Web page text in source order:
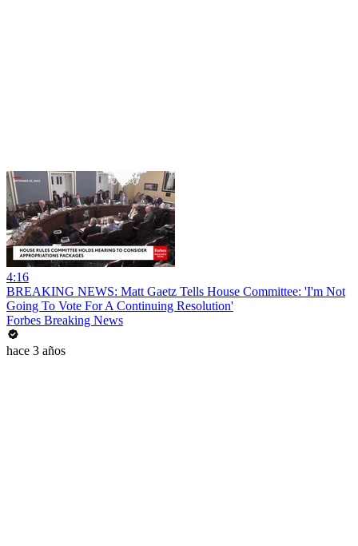
4:16
BREAKING NEWS: Matt Gaetz Tells House Committee: 'I'm Not
Going To Vote For A Continuing Resolution'
Forbes Breaking News
hace 3 años